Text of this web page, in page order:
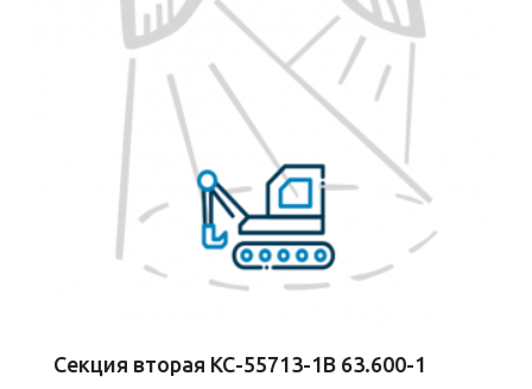
Секция вторая КС-55713-1В 63.600-1